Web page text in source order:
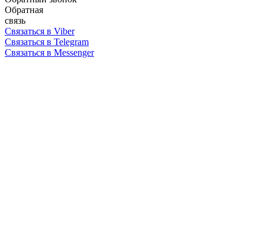
Обратная
связь
Связаться в Viber
Связаться в Telegram
Связаться в Messenger